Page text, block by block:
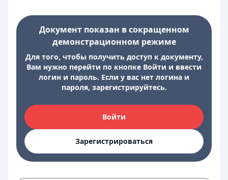
Документ показан в сокращенном
демонстрационном режиме
Для того, чтобы получить доступ к документу,
Вам нужно перейти по кнопке Войти и ввести
логин и пароль. Если у вас нет логина и
пароля, зарегистрируйтесь.
Войти
Зарегистрироваться